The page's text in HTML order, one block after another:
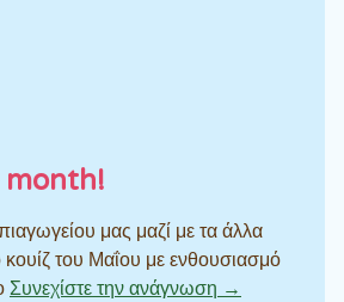
month!
μας μαζί με τα άλλα
κουίζ του Μαΐου με ενθουσιασμό
Συνεχίστε την ανάγνωση →